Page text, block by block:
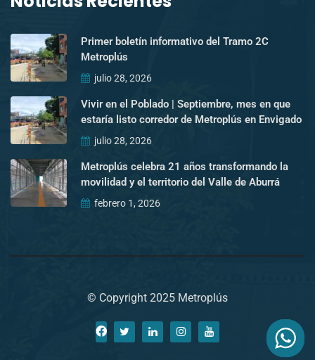
Primer boletín informativo del Tramo 2C
Metroplús
julio 28, 2026
Vivir en el Poblado | Septiembre, mes en que
estaría listo corredor de Metroplús en Envigado
julio 28, 2026
Metroplús celebra 21 años transformando la
movilidad y el territorio del Valle de Aburrá
febrero 1, 2026
© Copyright 2025 Metroplús